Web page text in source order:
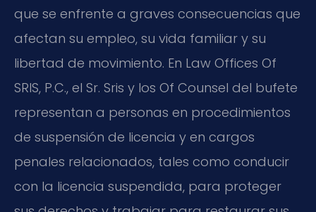
que se enfrente a graves consecuencias que
afectan su empleo, su vida familiar y su
libertad de movimiento. En Law Offices Of
SRIS, P.C., el Sr. Sris y los Of Counsel del bufete
representan a personas en procedimientos
de suspensión de licencia y en cargos
penales relacionados, tales como conducir
con la licencia suspendida, para proteger